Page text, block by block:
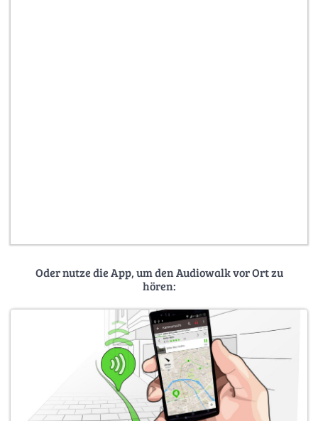
Oder nutze die App, um den Audiowalk vor Ort zu
hören: